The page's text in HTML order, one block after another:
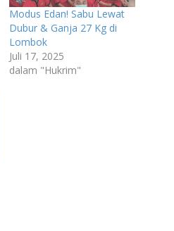
Modus Edan! Sabu Lewat
Dubur & Ganja 27 Kg di
Lombok
Juli 17, 2025
dalam "Hukrim"